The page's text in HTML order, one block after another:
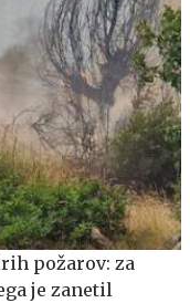
požarov: za
je zanetil